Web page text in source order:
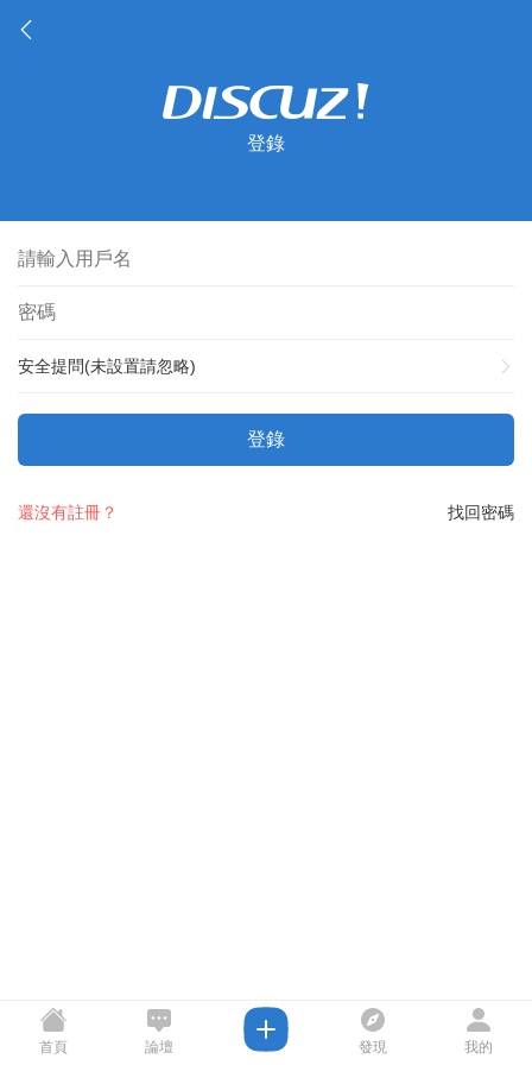
登錄
安全提問(未設置請忽略)
登錄
找回密碼
還沒有註冊？
首頁 論壇 發現 我的